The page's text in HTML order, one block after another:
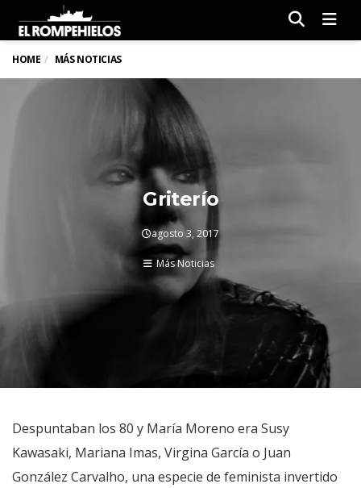
HOME MÁS NOTICIAS
Griterío
agosto 3, 2017
Más Noticias
Despuntaban los 80 y María Moreno era Susy
Kawasaki, Mariana Imas, Virgina García o Juan
González Carvalho, una especie de feminista invertido